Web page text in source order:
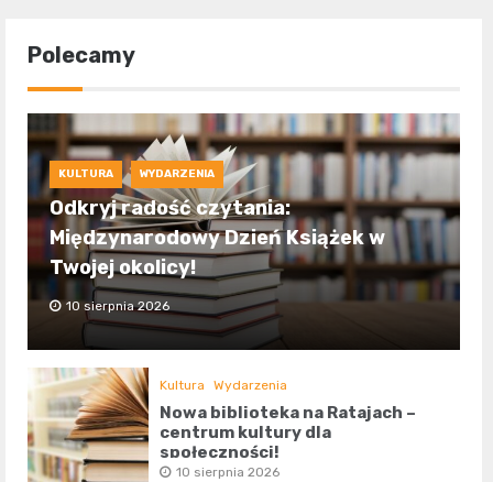
Polecamy
KULTURA WYDARZENIA
Odkryj radość czytania:
Międzynarodowy Dzień Książek w
Twojej okolicy!
10 sierpnia 2026
Kultura Wydarzenia
Nowa biblioteka na Ratajach –
centrum kultury dla
społeczności!
10 sierpnia 2026